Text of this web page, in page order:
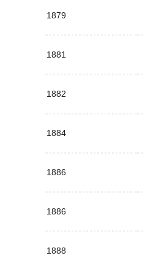
1879
1881
1882
1884
1886
1886
1888